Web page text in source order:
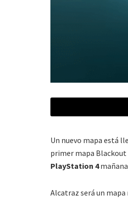
Un nuevo mapa está
primer mapa
PlayStation 4
Alcatraz será un mapa